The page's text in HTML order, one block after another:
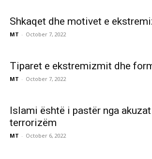
Shkaqet dhe motivet e
MT - October 7, 2022
Tiparet e ekstremizmit dhe
MT - October 7, 2022
Islami është i pastër nga
terrorizëm
MT - October 6, 2022